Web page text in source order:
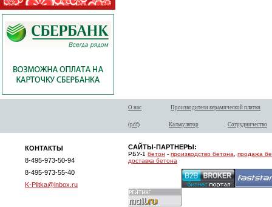
О нас Производители керамической плитки
(pdf) Калькулятор Сотрудничество
КОНТАКТЫ
8-495-973-50-94
8-495-973-55-40
K-Plitka@inbox.ru
САЙТЫ-ПАРТНЕРЫ:
РБУ-1 бетон - производство бетона
продажа
доставка бетона